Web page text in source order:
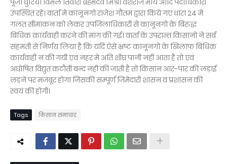
उपस्थित रहे। वार्ता मे कानूनगो राजेश गौतम द्वारा किये गए धारा 24 मे
गलत सीमांकन को लेकर उपजिलाधिकारी से कानूनगो के बिरुद्ध
बिधिक कार्यवाही करने की मांग की गई। वार्ता के उपरान्त किसानो ने सर्ब
सहमती से निर्णय लिया है कि यदि ऐसे भ्रष्ट कानूनगो के खिलाफ बिधिक
कार्यवाही न की गयी एवं नहर मे अति शीघ्र पानी नही आता है तो एवं
अघोषित विद्युत कटौती बन्द नही की जाती है तो किसान आर-पार की लड़ाई
लड़ने पर मजबूर होगा जिसकी सम्पूर्ण जिमेदारी शासन व प्रशासन की
स्वयं की होगी।
Tags किसान समाचार